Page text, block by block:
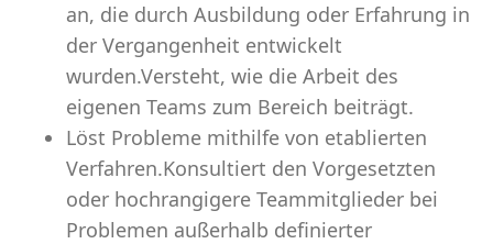
an, die durch Ausbildung oder Erfahrung in
der Vergangenheit entwickelt
wurden.Versteht, wie die Arbeit des
eigenen Teams zum Bereich beiträgt.
Löst Probleme mithilfe von etablierten
Verfahren.Konsultiert den Vorgesetzten
oder hochrangigere Teammitglieder bei
Problemen außerhalb definierter